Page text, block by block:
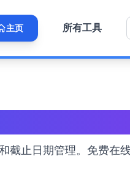
主页 所有工具
止日期管理。免费在线